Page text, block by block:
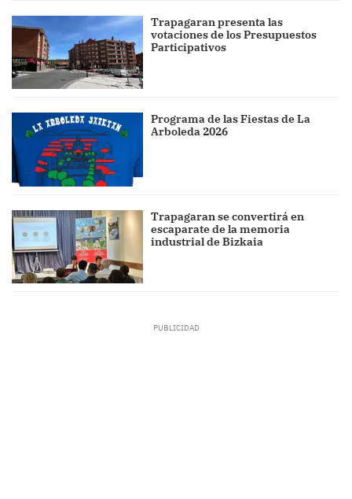
Trapagaran presenta las
votaciones de los Presupuestos
Participativos
Programa de las Fiestas de La
Arboleda 2026
Trapagaran se convertirá en
escaparate de la memoria
industrial de Bizkaia